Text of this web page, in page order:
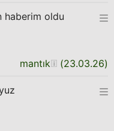
haberim oldu
mantık (23.03.26)